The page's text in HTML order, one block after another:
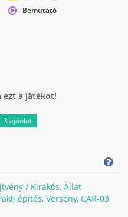
Bemutató
ezt a játékot!
3 ajánlat
/ Kirakós, Állat
építés, Verseny, CAR-03